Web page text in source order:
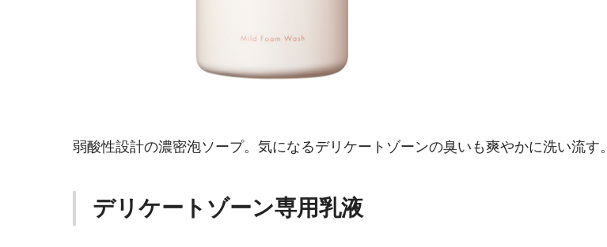
弱酸性設計の濃密泡ソープ。気になるデリケートゾーンの臭いも爽やかに洗い流す。
デリケートゾーン専用乳液